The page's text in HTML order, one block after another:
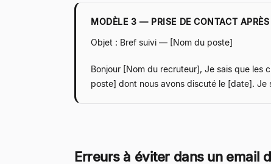
MODÈLE 3 — PRISE DE CONTACT
Objet : Bref suivi — [Nom du poste]
Bonjour [Nom du recruteur], Je sais que les
poste] dont nous avons discuté le [date].
Erreurs à éviter dans un email